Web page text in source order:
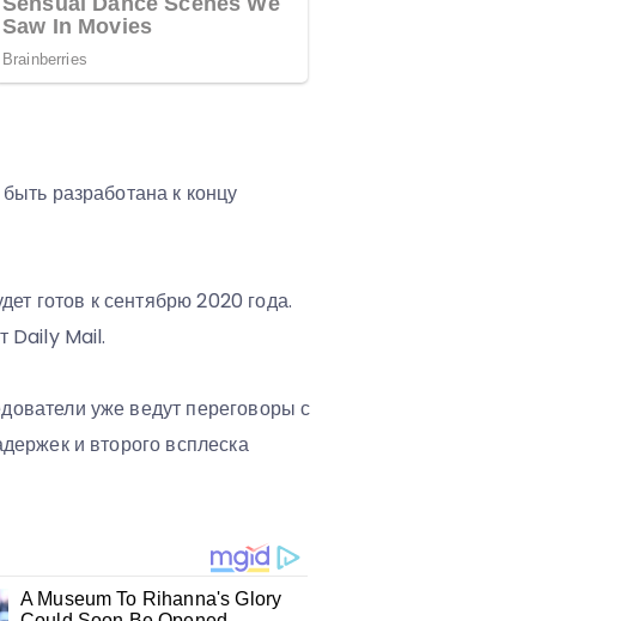
разработана к концу
готов к сентябрю 2020 года.
Daily Mail.
уже ведут переговоры с
и второго всплеска